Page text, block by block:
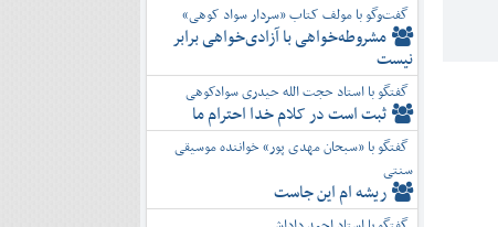
گفت‌وگو با مولف کتاب «سردار سواد کوهی»
مشروطه‌خواهی با آزادی‌خواهی برابر
نیست
گفتگو با استاد حجت الله حیدری سوادکوهی
ثبت است در کلام خدا احترام ما
گفتگو با «سبحان مهدی پور» خواننده موسیقی
سنتی
ریشه ام این جاست